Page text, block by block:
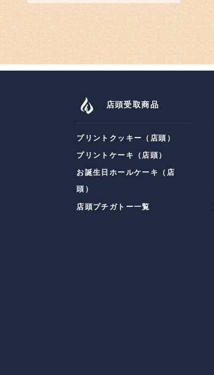
店頭受取商品
プリントクッキー（店頭）
プリントケーキ（店頭）
お誕生日ホールケーキ（店
頭）
店頭プチガトー一覧